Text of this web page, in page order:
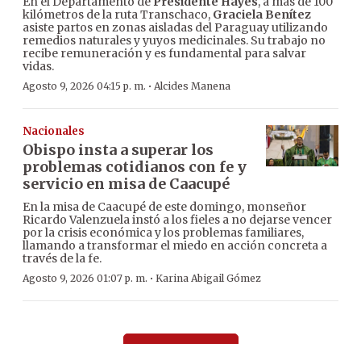
kilómetros de la ruta Transchaco, Graciela Benítez
asiste partos en zonas aisladas del Paraguay utilizando
remedios naturales y yuyos medicinales. Su trabajo no
recibe remuneración y es fundamental para salvar
vidas.
Agosto 9, 2026 04:15 p. m. · Alcides Manena
Nacionales
Obispo insta a superar los
problemas cotidianos con fe y
servicio en misa de Caacupé
En la misa de Caacupé de este domingo, monseñor
Ricardo Valenzuela instó a los fieles a no dejarse vencer
por la crisis económica y los problemas familiares,
llamando a transformar el miedo en acción concreta a
través de la fe.
Agosto 9, 2026 01:07 p. m. · Karina Abigail Gómez